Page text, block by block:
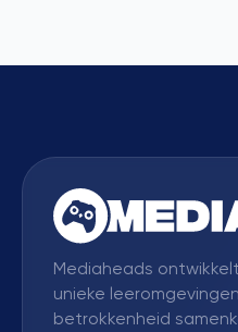
Mediaheads
unieke
betrokkenheid